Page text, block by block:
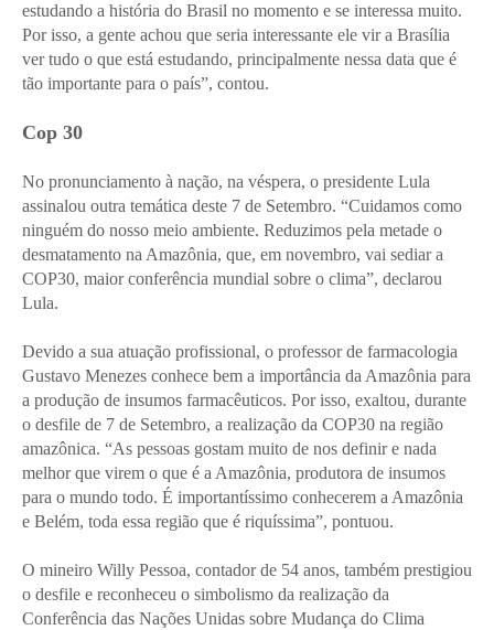
estudando a história do Brasil no momento e se interessa muito.
Por isso, a gente achou que seria interessante ele vir a Brasília
ver tudo o que está estudando, principalmente nessa data que é
tão importante para o país”, contou.
Cop 30
No pronunciamento à nação, na véspera, o presidente Lula
assinalou outra temática deste 7 de Setembro. “Cuidamos como
ninguém do nosso meio ambiente. Reduzimos pela metade o
desmatamento na Amazônia, que, em novembro, vai sediar a
COP30, maior conferência mundial sobre o clima”, declarou
Lula.
Devido a sua atuação profissional, o professor de farmacologia
Gustavo Menezes conhece bem a importância da Amazônia para
a produção de insumos farmacêuticos. Por isso, exaltou, durante
o desfile de 7 de Setembro, a realização da COP30 na região
amazônica. “As pessoas gostam muito de nos definir e nada
melhor que virem o que é a Amazônia, produtora de insumos
para o mundo todo. É importantíssimo conhecerem a Amazônia
e Belém, toda essa região que é riquíssima”, pontuou.
O mineiro Willy Pessoa, contador de 54 anos, também prestigiou
o desfile e reconheceu o simbolismo da realização da
Conferência das Nações Unidas sobre Mudança do Clima